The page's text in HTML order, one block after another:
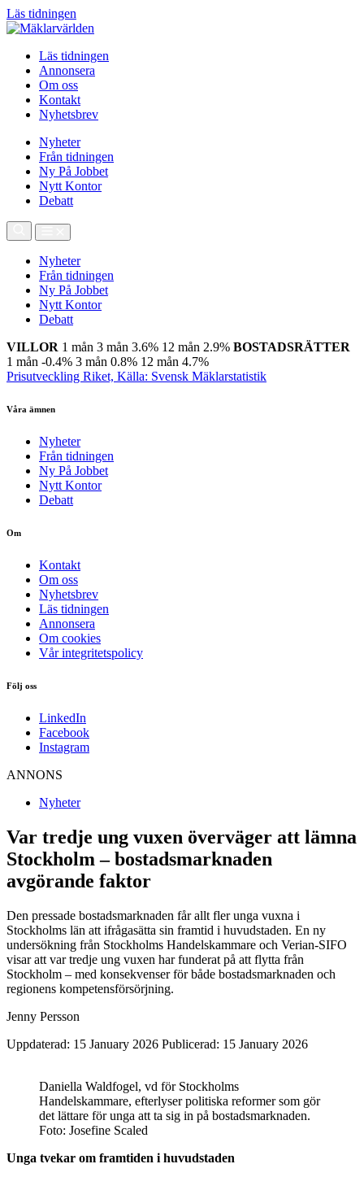
Läs tidningen
Läs tidningen
Annonsera
Om oss
Kontakt
Nyhetsbrev
Nyheter
Från tidningen
Ny På Jobbet
Nytt Kontor
Debatt
Nyheter
Från tidningen
Ny På Jobbet
Nytt Kontor
Debatt
VILLOR 1 mån 3 mån 3.6% 12 mån 2.9% BOSTADSRÄTTER
1 mån -0.4% 3 mån 0.8% 12 mån 4.7%
Prisutveckling Riket, Källa: Svensk Mäklarstatistik
Våra ämnen
Nyheter
Från tidningen
Ny På Jobbet
Nytt Kontor
Debatt
Om
Kontakt
Om oss
Nyhetsbrev
Läs tidningen
Annonsera
Om cookies
Vår integritetspolicy
Följ oss
LinkedIn
Facebook
Instagram
ANNONS
Nyheter
Var tredje ung vuxen överväger att lämna
Stockholm – bostadsmarknaden
avgörande faktor
Den pressade bostadsmarknaden får allt fler unga vuxna i
Stockholms län att ifrågasätta sin framtid i huvudstaden. En ny
undersökning från Stockholms Handelskammare och Verian-SIFO
visar att var tredje ung vuxen har funderat på att flytta från
Stockholm – med konsekvenser för både bostadsmarknaden och
regionens kompetensförsörjning.
Jenny Persson
Uppdaterad: 15 January 2026 Publicerad: 15 January 2026
Daniella Waldfogel, vd för Stockholms
Handelskammare, efterlyser politiska reformer som gör
det lättare för unga att ta sig in på bostadsmarknaden.
Foto: Josefine Scaled
Unga tvekar om framtiden i huvudstaden